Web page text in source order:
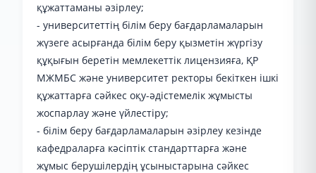
құжаттаманы әзірлеу;
- университеттің білім беру бағдарламаларын
жүзеге асырғанда білім беру қызметін жүргізу
құқығын беретін мемлекеттік лицензияға, ҚР
МЖМБС және университет ректоры бекіткен ішкі
құжаттарға сәйкес оқу-әдістемелік жұмысты
жоспарлау және үйлестіру;
- білім беру бағдарламаларын әзірлеу кезінде
кафедраларға кәсіптік стандарттарға және
жұмыс берушілердің ұсыныстарына сәйкес